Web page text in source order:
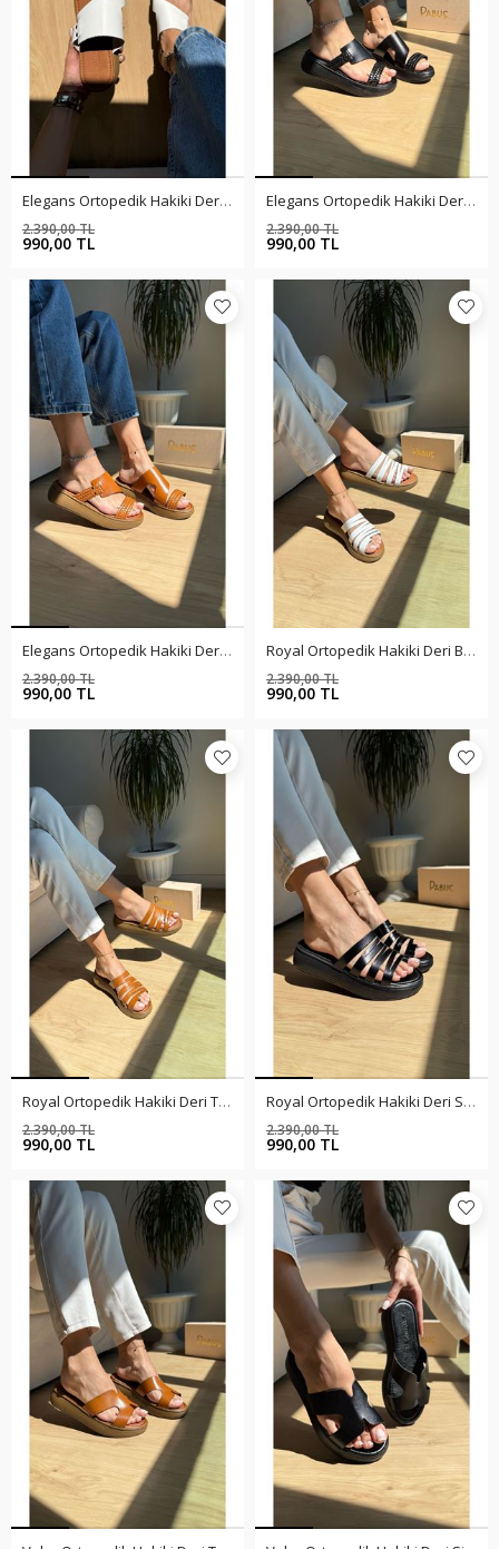
Elegans Ortopedik Hakiki Deri Beyaz Terlik
990,00 TL
2.390,00 TL
Elegans Ortopedik Hakiki Deri Siyah Terlik
990,00 TL
2.390,00 TL
Elegans Ortopedik Hakiki Deri Taba Terlik
990,00 TL
2.390,00 TL
Royal Ortopedik Hakiki Deri Beyaz Terlik
990,00 TL
2.390,00 TL
Royal Ortopedik Hakiki Deri Taba Terlik
990,00 TL
2.390,00 TL
Royal Ortopedik Hakiki Deri Siyah Terlik
990,00 TL
2.390,00 TL